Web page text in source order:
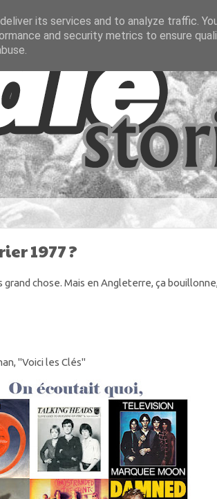
1977 ?
grand chose. Mais en Angleterre, ça
"Voici les Clés"
its services and to analyze traffic.
and security metrics to ensure